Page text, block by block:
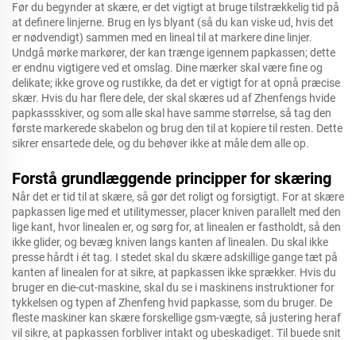
Før du begynder at skære, er det vigtigt at bruge tilstrækkelig tid på
at definere linjerne. Brug en lys blyant (så du kan viske ud, hvis det
er nødvendigt) sammen med en lineal til at markere dine linjer.
Undgå mørke markører, der kan trænge igennem papkassen; dette
er endnu vigtigere ved et omslag. Dine mærker skal være fine og
delikate; ikke grove og rustikke, da det er vigtigt for at opnå præcise
skær. Hvis du har flere dele, der skal skæres ud af Zhenfengs hvide
papkassskiver, og som alle skal have samme størrelse, så tag den
første markerede skabelon og brug den til at kopiere til resten. Dette
sikrer ensartede dele, og du behøver ikke at måle dem alle op.
Forstå grundlæggende principper for skæring
Når det er tid til at skære, så gør det roligt og forsigtigt. For at skære
papkassen lige med et utilitymesser, placer kniven parallelt med den
lige kant, hvor linealen er, og sørg for, at linealen er fastholdt, så den
ikke glider, og bevæg kniven langs kanten af linealen. Du skal ikke
presse hårdt i ét tag. I stedet skal du skære adskillige gange tæt på
kanten af linealen for at sikre, at papkassen ikke sprækker. Hvis du
bruger en die-cut-maskine, skal du se i maskinens instruktioner for
tykkelsen og typen af Zhenfeng hvid papkasse, som du bruger. De
fleste maskiner kan skære forskellige gsm-vægte, så justering heraf
vil sikre, at papkassen forbliver intakt og ubeskadiget. Til buede snit